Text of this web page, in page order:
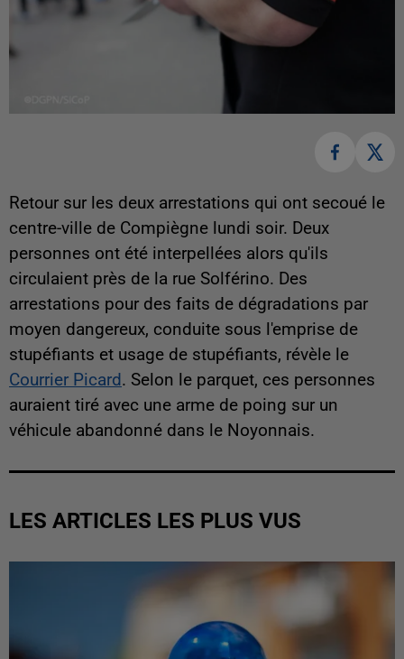
Retour sur les deux arrestations qui ont secoué le
centre-ville de Compiègne lundi soir. Deux
personnes ont été interpellées alors qu'ils
circulaient près de la rue Solférino. Des
arrestations pour des faits de dégradations par
moyen dangereux, conduite sous l'emprise de
stupéfiants et usage de stupéfiants, révèle le
Courrier Picard. Selon le parquet, ces personnes
auraient tiré avec une arme de poing sur un
véhicule abandonné dans le Noyonnais.
LES ARTICLES LES PLUS VUS